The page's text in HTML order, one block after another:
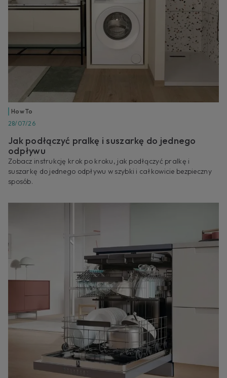
How To
28/07/26
Jak podłączyć pralkę i suszarkę do jednego
odpływu
Zobacz instrukcję krok po kroku, jak podłączyć pralkę i
suszarkę do jednego odpływu w szybki i całkowicie bezpieczny
sposób.